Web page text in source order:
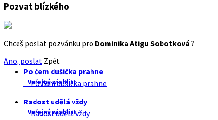
Pozvat blízkého
Chceš poslat pozvánku pro Dominika Atigu Sobotková ?
Ano, poslat Zpět
Po čem dušička prahne
Veřejný wishlist
Po čem dušička prahne
Radost udělá vždy
Veřejný wishlist
Radost udělá vždy